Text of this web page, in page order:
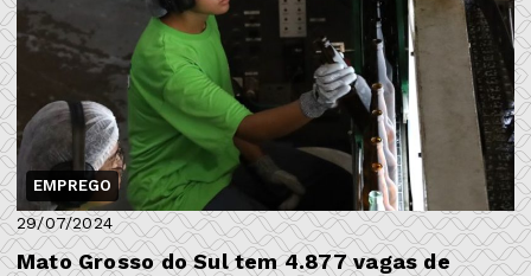
EMPREGO
29/07/2024
Mato Grosso do Sul tem 4.877 vagas de